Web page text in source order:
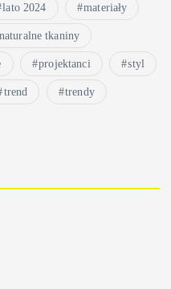
lato 2024 materiały
naturalne tkaniny
projektanci styl
trend trendy